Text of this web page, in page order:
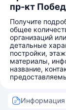
пр-кт
Получите
общее
организаций
детальные
постройки,
материалы,
название,